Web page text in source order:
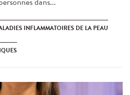
INFLAMMATOIRES DE LA PEAU